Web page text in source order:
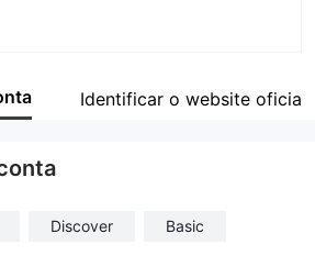
Identificar o website oficial
Discover Basic